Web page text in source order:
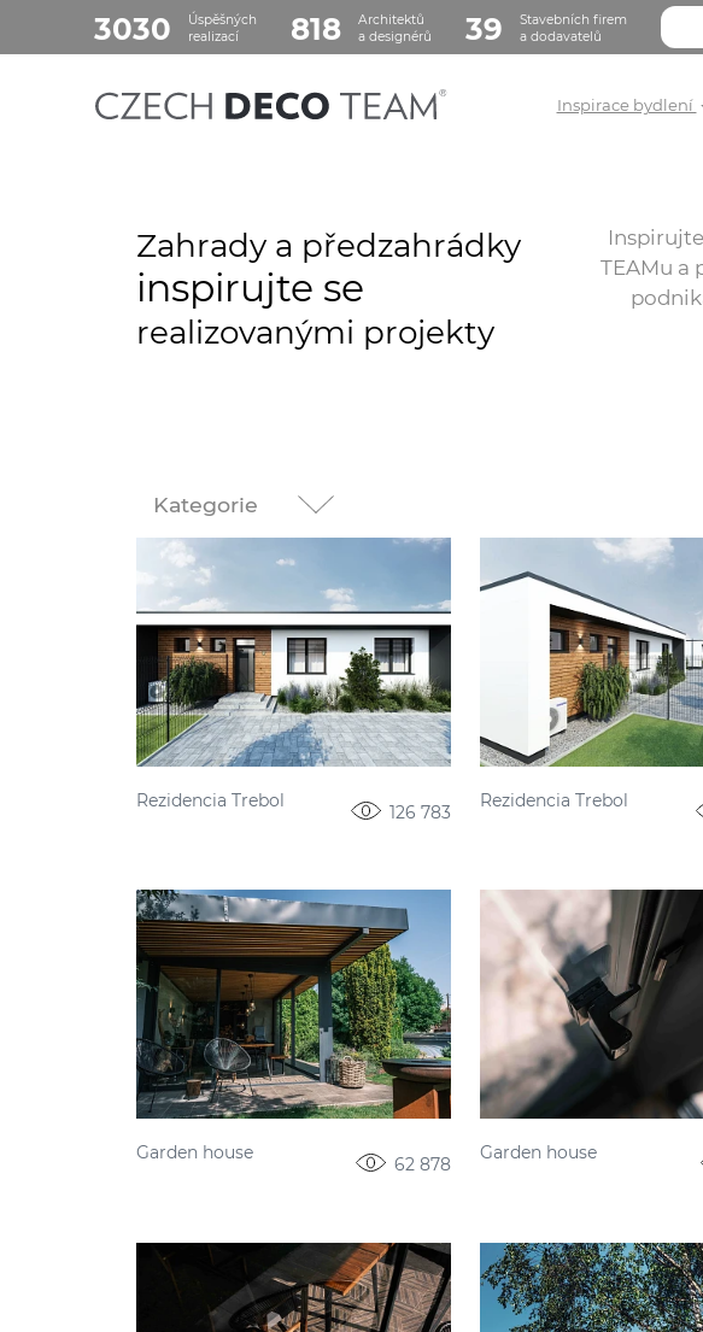
3030
Úspěšných
realizací
818
Architektů
a designérů
39
Stavebních firem
a dodavatelů
Inspirace bydlení
Zahrady a předzahrádky
inspirujte se
realizovanými projekty
TEAMu a
Kategorie
Rezidencia Trebol
126 783
Rezidencia Trebol
Garden house
62 878
Garden house